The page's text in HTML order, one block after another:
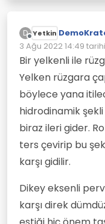
D
Çevrimdışı
Yetkin
3 Ağu 2022 14:49
Son düzenleyen:
Bir yelkenli ile
Yelken rüzgara
böylece yana
hidrodinamik
biraz ileri gider.
ters çevirip bu
karşı gidilir.
Dikey eksenli
karşı direk